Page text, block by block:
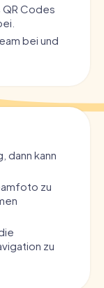
Codes
bei und
dann kann
zu
zu